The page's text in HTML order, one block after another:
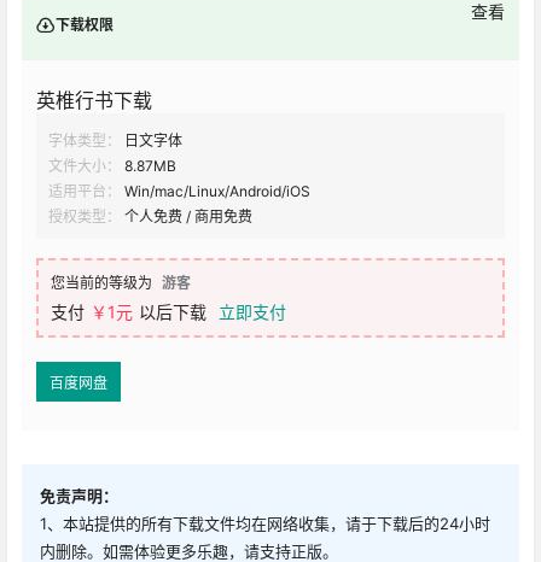
下载权限
查看
英椎行书下载
字体类型：
日文字体
文件大小：
8.87MB
适用平台：
Win/mac/Linux/Android/iOS
授权类型：
个人免费 / 商用免费
您当前的等级为 游客
支付 ￥1元 以后下载 立即支付
百度网盘
免责声明：
1、本站提供的所有下载文件均在网络收集，请于下载后的24小时
内删除。如需体验更多乐趣，请支持正版。